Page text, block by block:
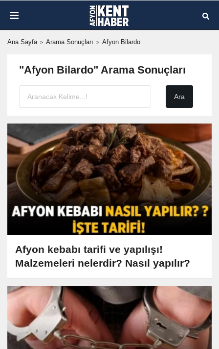
Ana Sayfa Arama Sonuçları Afyon Bilardo
"Afyon Bilardo" Arama Sonuçları
Afyon kebabı tarifi ve yapılışı!
Malzemeleri nelerdir? Nasıl yapılır?